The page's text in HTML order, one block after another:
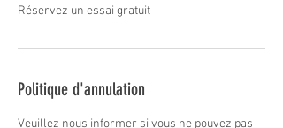
Réservez un essai gratuit
Politique d'annulation
Veuillez nous informer si vous ne pouvez pas